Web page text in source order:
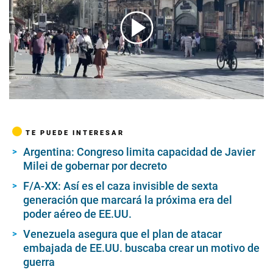
00:00 01:23
TE PUEDE INTERESAR
Argentina: Congreso limita capacidad de Javier
Milei de gobernar por decreto
F/A-XX: Así es el caza invisible de sexta
generación que marcará la próxima era del
poder aéreo de EE.UU.
Venezuela asegura que el plan de atacar
embajada de EE.UU. buscaba crear un motivo de
guerra